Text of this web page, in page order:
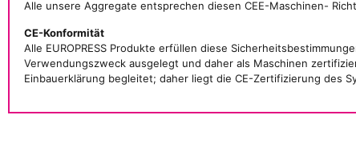
Alle unsere Aggregate entsprechen diesen CEE-Maschinen-
CE-Konformität
Alle EUROPRESS Produkte erfüllen diese
Verwendungszweck ausgelegt und daher als Maschinen
Einbauerklärung begleitet; daher liegt die CE-Zertifizierung des